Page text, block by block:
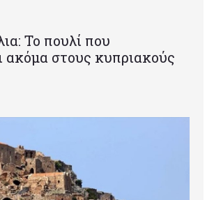
Το πουλί που
ακόμα στους κυπριακούς